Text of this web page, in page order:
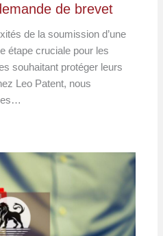
de brevet
de la soumission d’une
étape cruciale pour les
souhaitant protéger leurs
Leo Patent, nous